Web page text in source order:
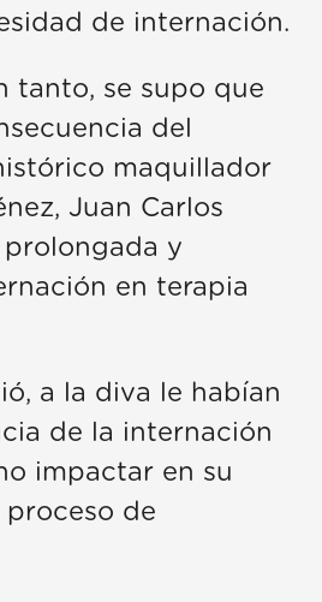
de internación.
tanto, se supo que
del
maquillador
Juan Carlos
prolongada y
en terapia
a la diva le habían
de la internación
impactar en su
de